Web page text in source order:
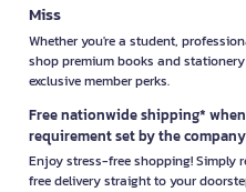
Miss
Whether you're a student,
shop premium books and
exclusive member perks.
Free nationwide shipping*
requirement set by the
Enjoy stress-free shopping! Simply
free delivery straight to your